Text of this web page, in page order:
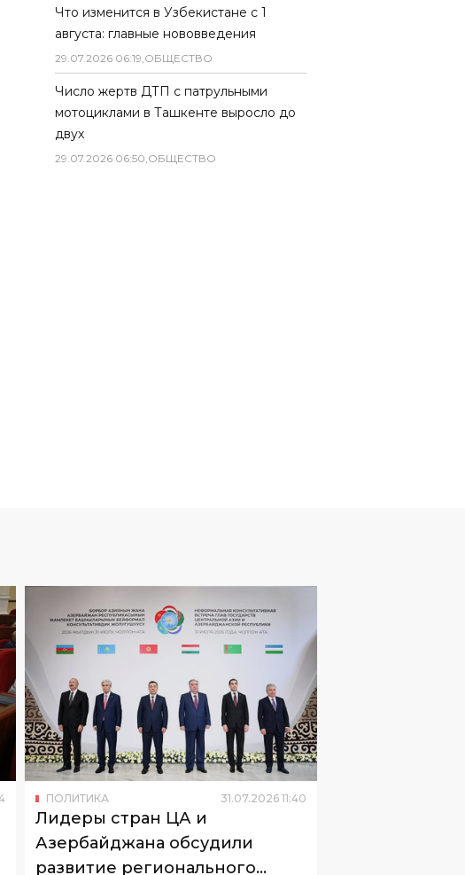
Что изменится в Узбекистане с 1
августа: главные нововведения
29.07.2026 06:19,ОБЩЕСТВО
Число жертв ДТП с патрульными
мотоциклами в Ташкенте выросло до
двух
29.07.2026 06:50,ОБЩЕСТВО
ПОЛИТИКА 31 07. 2026 11:40
Лидеры стран ЦА и
Азербайджана обсудили
развитие регионального
сотрудничества
Шавкат Мирзиёев принял участие в
неформальном саммите Центральной
Азии и Азербайджана.